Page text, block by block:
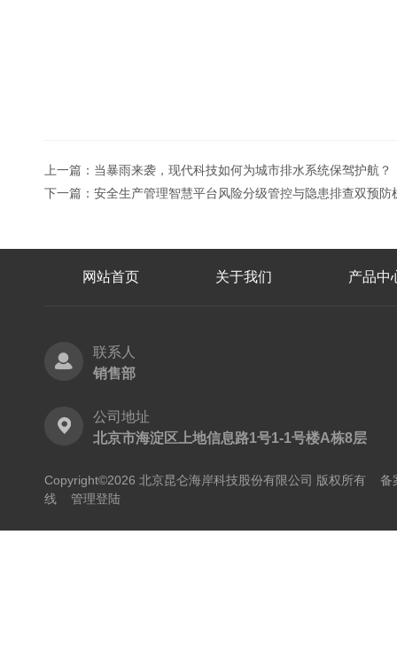
上一篇： 当暴雨来袭，现代科技如何为城市排水系统保驾护航？
下一篇： 安全生产管理智慧平台风险分级管控与隐患排查双预防
网站首页 关于我们 产品中
联系人
销售部
公司地址
北京市海淀区上地信息路1号1-1号楼A栋8层
Copyright©2026 北京昆仑海岸科技股份有限公司 版权所有 备
线
管理登陆